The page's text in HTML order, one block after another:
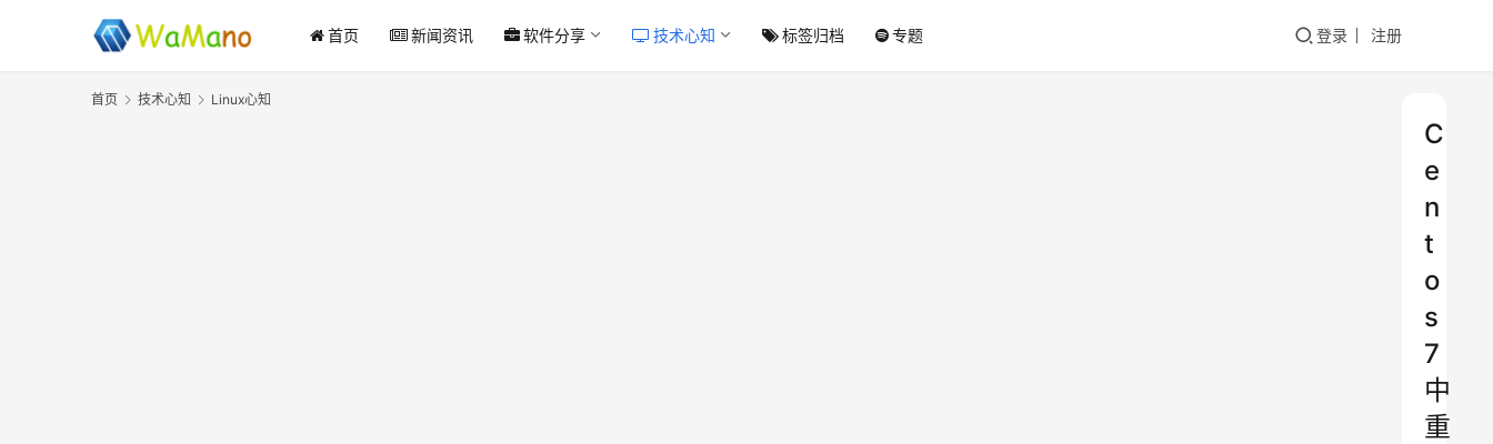
首页 新闻资讯 软件分享 技术心知 标签归档 专题 登录 注册
首页 技术心知 Linux心知
C
e
n
t
o
s
7
中
重